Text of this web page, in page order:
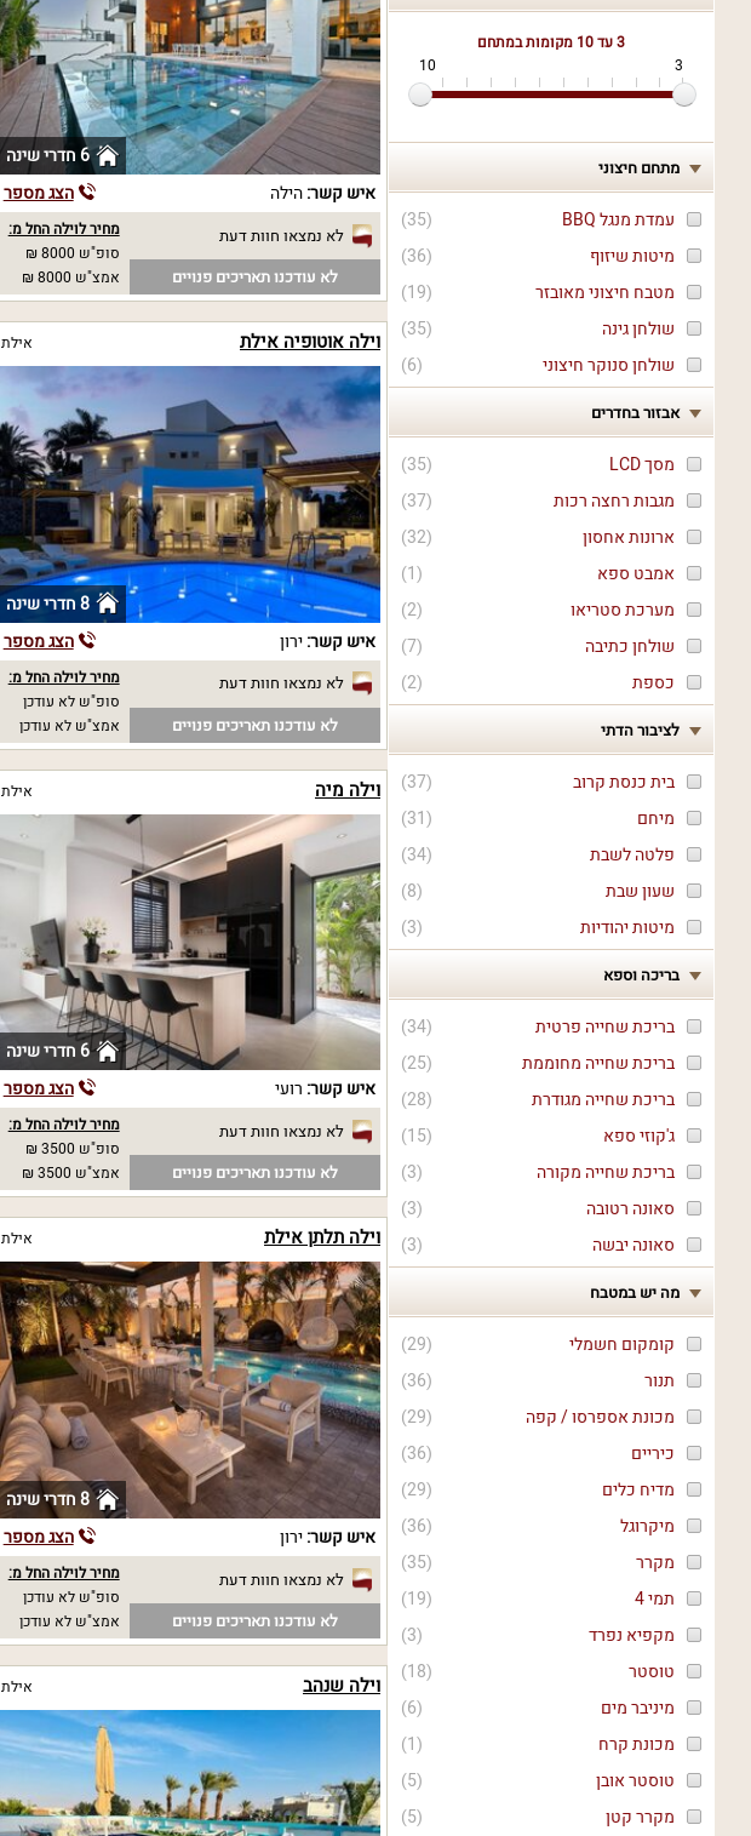
3 עד 10
מקומות במתחם
3
10
מתחם חיצוני
(
35
)
עמדת מנגל BBQ
(
36
)
מיטות שיזוף
(
19
)
מטבח חיצוני מאובזר
(
35
)
שולחן גינה
(
6
) שולחן סנוקר חיצוני
אבזור בחדרים
(
35
)
מסך LCD
(
37
)
מגבות רחצה רכות
(
32
)
ארונות אחסון
(
1
)
אמבט ספא
(
2
)
מערכת סטריאו
(
7
)
שולחן כתיבה
(
2
) כספת
לציבור הדתי
(
37
)
בית כנסת קרוב
(
31
)
מיחם
(
34
)
פלטה לשבת
(
8
)
שעון שבת
(
3
) מיטות יהודיות
בריכה וספא
(
34
)
בריכת שחייה פרטית
(
25
)
בריכת שחייה מחוממת
(
28
)
בריכת שחייה מגודרת
(
15
)
ג'קוזי ספא
(
3
)
בריכת שחייה מקורה
(
3
)
סאונה רטובה
(
3
) סאונה יבשה
מה יש במטבח
(
29
)
קומקום חשמלי
(
36
)
תנור
(
29
)
מכונת אספרסו / קפה
(
36
)
כיריים
(
29
)
מדיח כלים
(
36
)
מיקרוגל
(
35
)
מקרר
(
19
)
תמי 4
(
3
)
מקפיא נפרד
(
18
)
טוסטר
(
6
)
מיניבר מים
(
1
)
מכונת קרח
(
5
)
טוסטר אובן
(
5
) מקרר קטן
6 חדרי שינה
איש קשר:הילה הצג מספר
לא נמצאו חוות דעת
לא עודכנו תאריכים פנויים
מחיר לוילה החל מ:
סופ"ש 8000 ₪
אמצ"ש 8000 ₪
וילה אוטופיה אילת אילת
8 חדרי שינה
איש קשר:ירון הצג מספר
לא נמצאו חוות דעת
לא עודכנו תאריכים פנויים
מחיר לוילה החל מ:
סופ"ש לא עודכן
אמצ"ש לא עודכן
וילה מיה אילת
6 חדרי שינה
איש קשר: רועי הצג מספר
לא נמצאו חוות דעת
לא עודכנו תאריכים פנויים
מחיר לוילה החל מ:
סופ"ש 3500 ₪
אמצ"ש 3500 ₪
וילה תלתן אילת אילת
8 חדרי שינה
איש קשר:ירון הצג מספר
לא נמצאו חוות דעת
לא עודכנו תאריכים פנויים
מחיר לוילה החל מ:
סופ"ש לא עודכן
אמצ"ש לא עודכן
וילה שנהב אילת